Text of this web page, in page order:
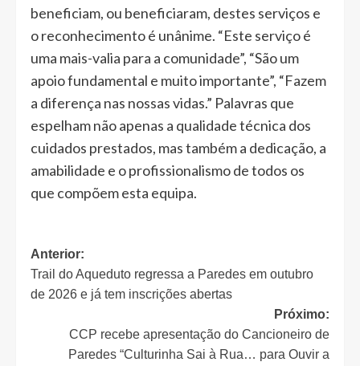
beneficiam, ou beneficiaram, destes serviços e
o reconhecimento é unânime. “Este serviço é
uma mais-valia para a comunidade”, “São um
apoio fundamental e muito importante”, “Fazem
a diferença nas nossas vidas.” Palavras que
espelham não apenas a qualidade técnica dos
cuidados prestados, mas também a dedicação, a
amabilidade e o profissionalismo de todos os
que compõem esta equipa.
Navegação
de
artigos
Anterior:
Trail do Aqueduto regressa a Paredes em outubro
de 2026 e já tem inscrições abertas
Próximo:
CCP recebe apresentação do Cancioneiro de
Paredes “Culturinha Sai à Rua… para Ouvir a